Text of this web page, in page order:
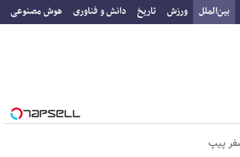
بین‌الملل ورزش تاریخ دانش و فناوری هوش مصنوعی